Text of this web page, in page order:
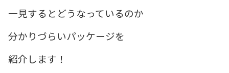
一見するとどうなっているのか
分かりづらいパッケージを
紹介します！